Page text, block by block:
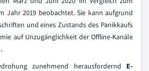
Jahr 2019 beobachtet. Sie kann aufgrund
und eines Zustands des Panikkaufs
auf Unzugänglichkeit der Offline-Kanäle
zunehmend herausfordernd E-